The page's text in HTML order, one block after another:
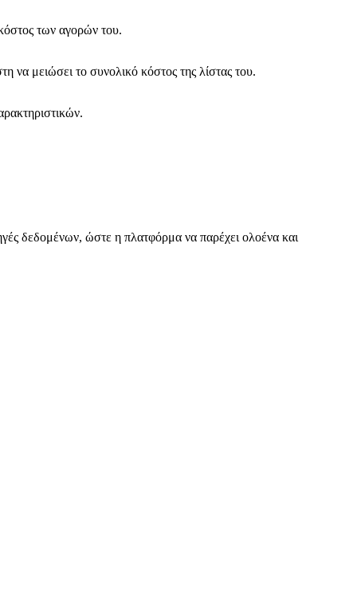
των αγορών του.
να μειώσει το συνολικό κόστος της λίστας του.
δεδομένων, ώστε η πλατφόρμα να παρέχει ολοένα και